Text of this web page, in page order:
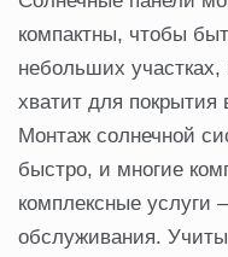
компактны, чтобы
небольших
хватит для покрытия
Монтаж солнечной
быстро, и многие
комплексные услуги
обслуживания.